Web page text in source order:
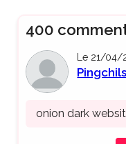
400
Le 21/04/
Pingchils
onion dark